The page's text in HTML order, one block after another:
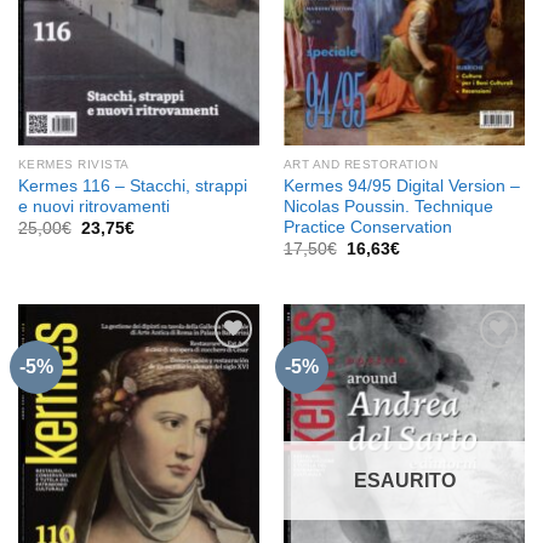
KERMES RIVISTA
Kermes 116 – Stacchi, strappi
e nuovi ritrovamenti
25,00€ Il
23,75€Il
ART AND RESTORATION
Kermes 94/95 Digital Version –
Nicolas Poussin. Technique
Practice Conservation
17,50€
Il
17,50€.
16,63€Il
16,63€.
-5%
Aggiungi
alla lista
desideri
-5%
Aggiungi
dei
ESAURITO